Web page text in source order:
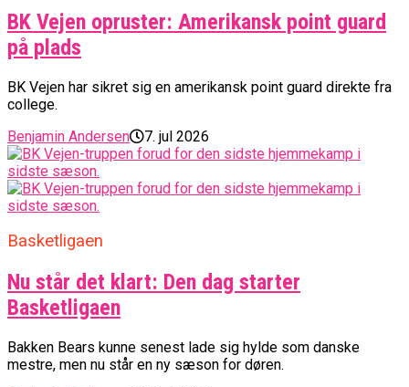
BK Vejen opruster: Amerikansk point guard
på plads
BK Vejen har sikret sig en amerikansk point guard direkte fra
college.
Benjamin Andersen
7. jul 2026
Basketligaen
Nu står det klart: Den dag starter
Basketligaen
Bakken Bears kunne senest lade sig hylde som danske
mestre, men nu står en ny sæson for døren.